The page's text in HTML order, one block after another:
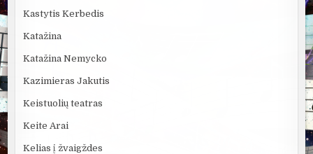
Kastytis Kerbedis
Katažina
Katažina Nemycko
Kazimieras Jakutis
Keistuolių teatras
Keite Arai
Kelias į žvaigždes